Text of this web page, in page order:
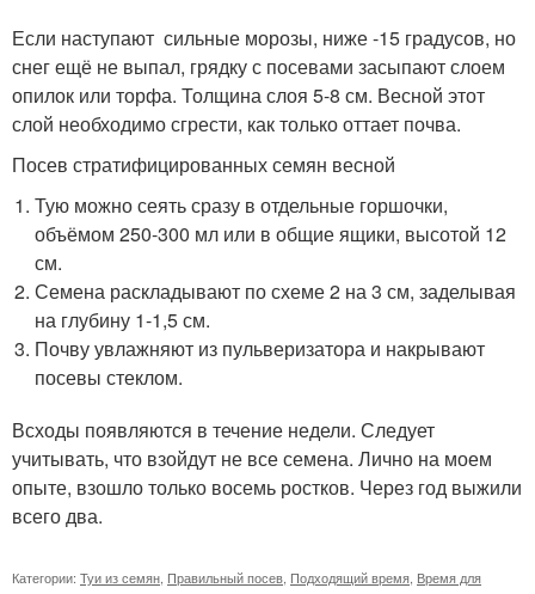
Если наступают сильные морозы, ниже -15 градусов, но
снег ещё не выпал, грядку с посевами засыпают слоем
опилок или торфа. Толщина слоя 5-8 см. Весной этот
слой необходимо сгрести, как только оттает почва.
Посев стратифицированных семян весной
Тую можно сеять сразу в отдельные горшочки,
объёмом 250-300 мл или в общие ящики, высотой 12
см.
Семена раскладывают по схеме 2 на 3 см, заделывая
на глубину 1-1,5 см.
Почву увлажняют из пульверизатора и накрывают
посевы стеклом.
Всходы появляются в течение недели. Следует
учитывать, что взойдут не все семена. Лично на моем
опыте, взошло только восемь ростков. Через год выжили
всего два.
Категории: Туи из семян Правильный посев Подходящий время Время для